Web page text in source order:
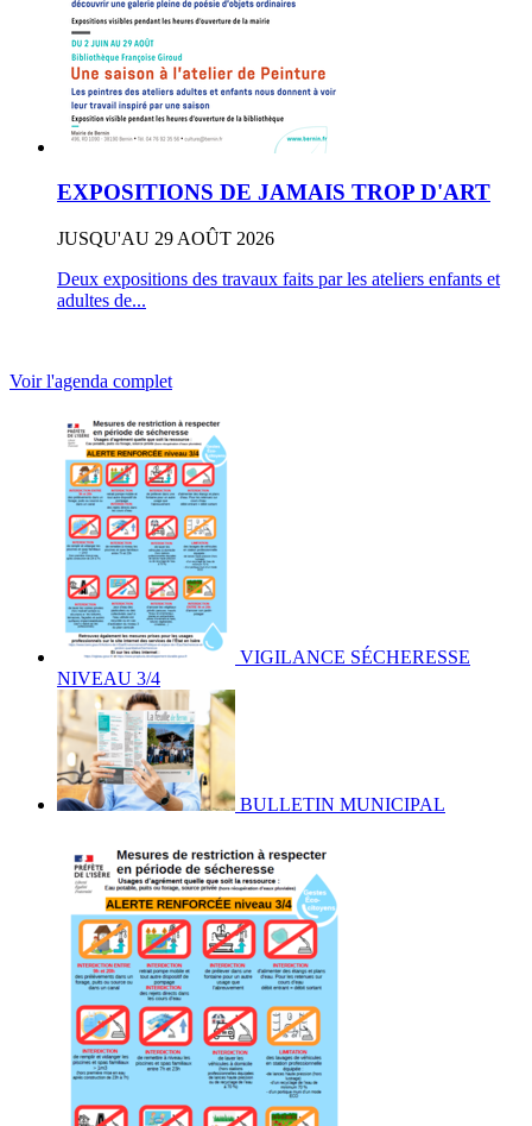
EXPOSITIONS DE JAMAIS TROP D'ART
JUSQU'AU 29 AOÛT 2026
Deux expositions des travaux faits par les ateliers enfants et
adultes de...
Voir l'agenda complet
VIGILANCE SÉCHERESSE
NIVEAU 3/4
BULLETIN MUNICIPAL